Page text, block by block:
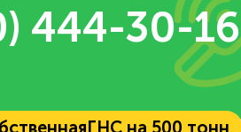
444-30-16
ГНС на 500 тонн